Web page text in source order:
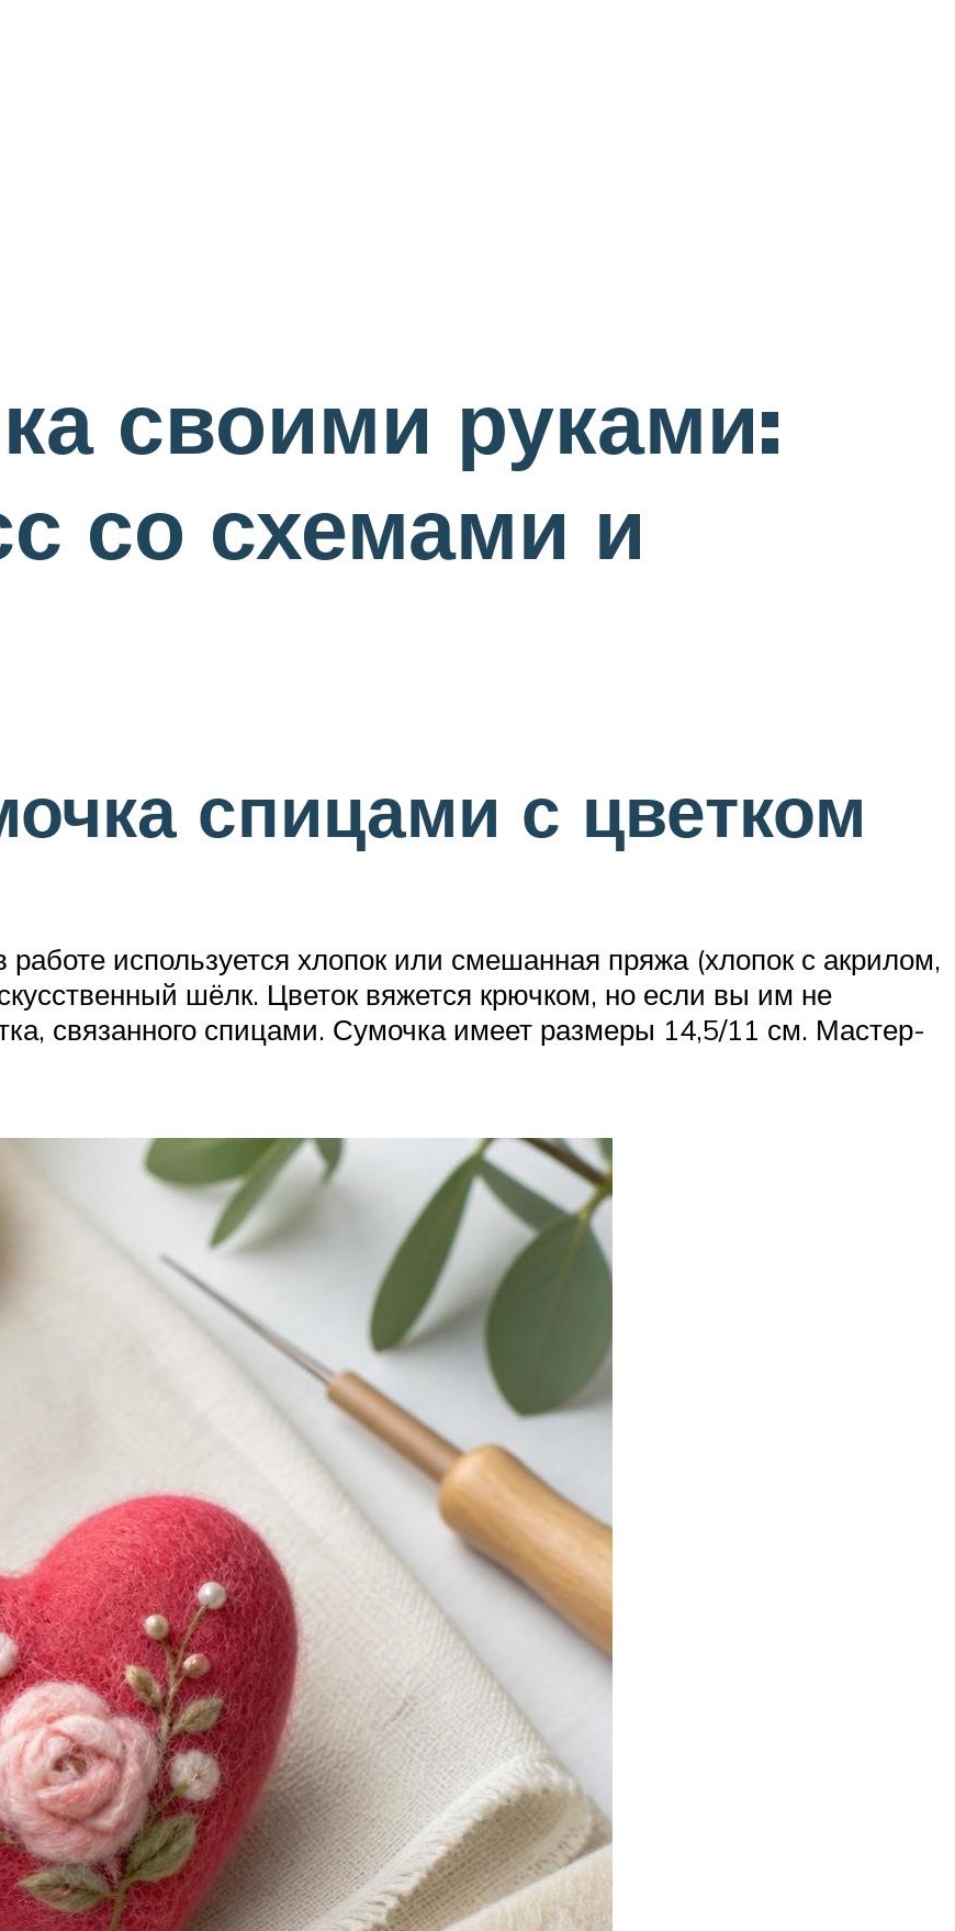
своими руками:
со схемами и
спицами с цветком
используется хлопок или смешанная пряжа (хлопок с акрилом,
шёлк. Цветок вяжется крючком, но если вы им не
связанного спицами. Сумочка имеет размеры 14,5/11 см. Мастер-